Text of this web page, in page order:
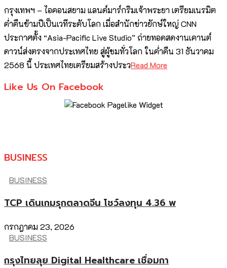
กรุงเทพฯ – ไอคอนสยาม แลนด์มาร์กริมเจ้าพระยา เตรียมเนรมิต
ค่ำคืนข้ามปีเป็นเวทีระดับโลก เมื่อสำนักข่าวยักษ์ใหญ่ CNN
ประกาศตั้ง “Asia-Pacific Live Studio” ถ่ายทอดสดงานเคานต์
ดาวน์ส่งตรงจากประเทศไทย สู่ผู้ชมทั่วโลก ในค่ำคืน 31 ธันวาคม
2568 นี้ ประเทศไทยเตรียมสร้างประวRead More
Like Us On Facebook
BUSINESS
BUSINESS
TCP เดินเกมรุกตลาดจีน โชว์ลงทุน 4.36 พ
กรกฎาคม 23, 2026
BUSINESS
กรุงไทยลุย Digital Healthcare เชื่อมกา